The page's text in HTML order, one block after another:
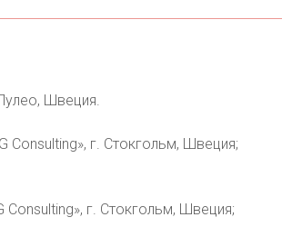
Швеция.
Consulting», г. Стокгольм, Швеция;
Consulting», г. Стокгольм, Швеция;